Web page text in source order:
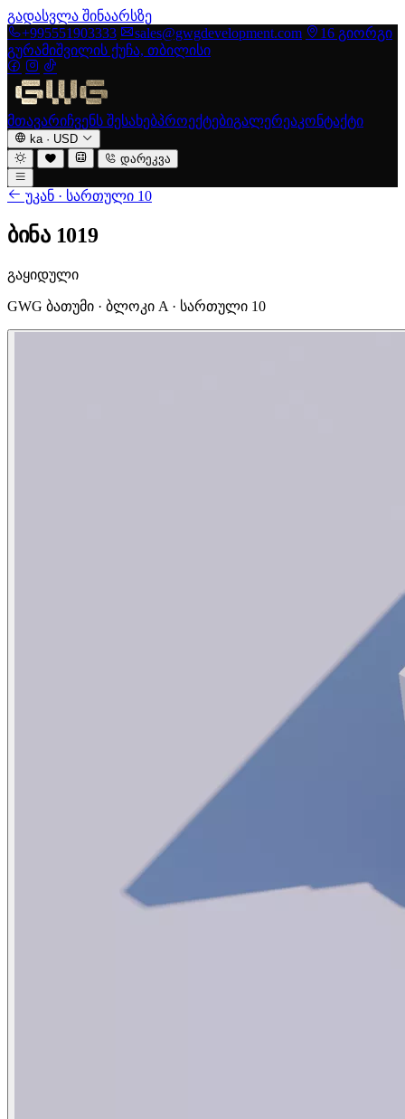
გადასვლა შინაარსზე
+995551903333
sales@gwgdevelopment.com
16 გიორგი
გურამიშვილის ქუჩა, თბილისი
მთავარიჩვენს შესახებპროექტებიგალერეაკონტაქტი
ka · USD
დარეკვა
უკან · სართული 10
ბინა 1019
გაყიდული
GWG ბათუმი · ბლოკი A · სართული 10